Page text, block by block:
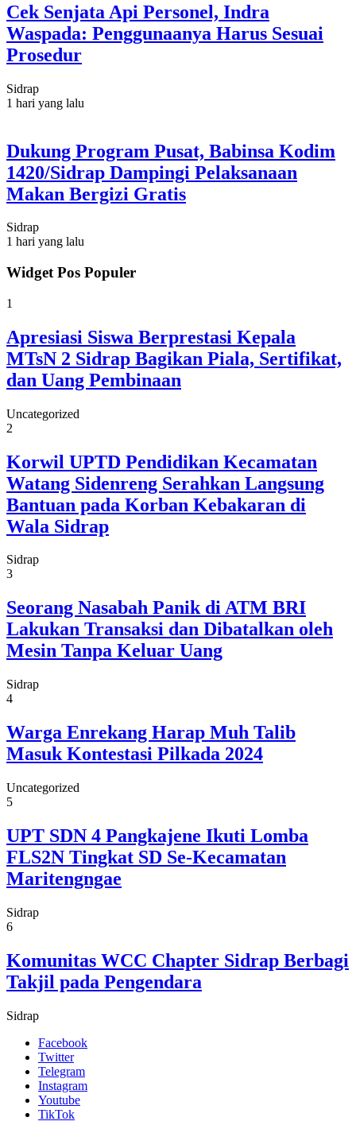
Cek Senjata Api Personel, Indra
Waspada: Penggunaanya Harus Sesuai
Prosedur
Sidrap
1 hari yang lalu
Dukung Program Pusat, Babinsa Kodim
1420/Sidrap Dampingi Pelaksanaan
Makan Bergizi Gratis
Sidrap
1 hari yang lalu
Widget Pos Populer
1
Apresiasi Siswa Berprestasi Kepala
MTsN 2 Sidrap Bagikan Piala, Sertifikat,
dan Uang Pembinaan
Uncategorized
2
Korwil UPTD Pendidikan Kecamatan
Watang Sidenreng Serahkan Langsung
Bantuan pada Korban Kebakaran di
Wala Sidrap
Sidrap
3
Seorang Nasabah Panik di ATM BRI
Lakukan Transaksi dan Dibatalkan oleh
Mesin Tanpa Keluar Uang
Sidrap
4
Warga Enrekang Harap Muh Talib
Masuk Kontestasi Pilkada 2024
Uncategorized
5
UPT SDN 4 Pangkajene Ikuti Lomba
FLS2N Tingkat SD Se-Kecamatan
Maritengngae
Sidrap
6
Komunitas WCC Chapter Sidrap Berbagi
Takjil pada Pengendara
Sidrap
Facebook
Twitter
Telegram
Instagram
Youtube
TikTok